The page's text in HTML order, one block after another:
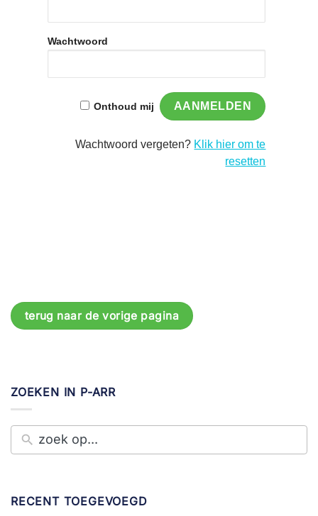
ZOEKEN IN P-ARR
RECENT TOEGEVOEGD
Wachtwoord
Onthoud mij
Wachtwoord vergeten? Klik hier om te
resetten
terug naar de vorige pagina